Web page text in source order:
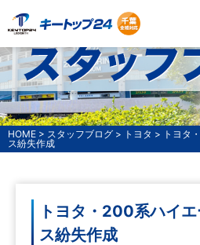
HOME > スタッフブログ > トヨタ > トヨタ
ス紛失作成
トヨタ・200系ハイ
ス紛失作成